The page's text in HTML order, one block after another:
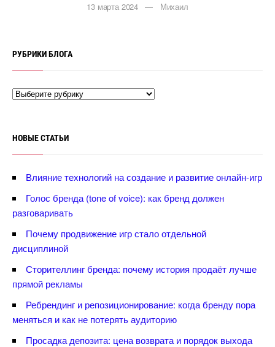
13 марта 2024 — Михаил
РУБРИКИ БЛОГА
НОВЫЕ СТАТЬИ
лияние технологий на создание и развитие онлайн-игр
Голос бренда (tone of voice): как бренд должен
разговаривать
Почему продвижение игр стало отдельной
дисциплиной
Сторителлинг бренда: почему история продаёт лучше
прямой рекламы
Ребрендинг и репозиционирование: когда бренду пора
меняться и как не потерять аудиторию
Просадка депозита: цена возврата и порядок выхода